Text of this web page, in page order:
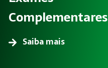
Complementares
Saiba mais